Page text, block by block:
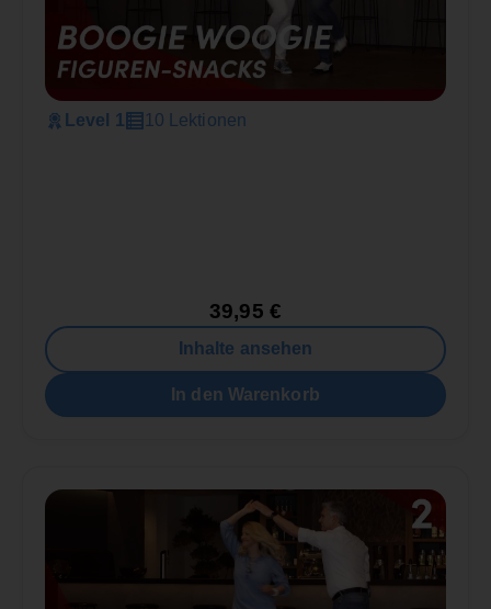
Level 1 10 Lektionen
39,95 €
Inhalte ansehen
In den Warenkorb